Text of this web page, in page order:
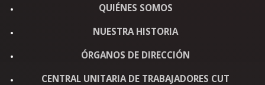
QUIÉNES SOMOS
NUESTRA HISTORIA
ÓRGANOS DE DIRECCIÓN
CENTRAL UNITARIA DE TRABAJADORES CUT